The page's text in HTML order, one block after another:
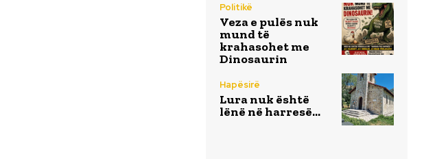
Politikë
Veza e pulës nuk
mund të
krahasohet me
Dinosaurin
Hapësirë
Lura nuk është
lënë në harresë…